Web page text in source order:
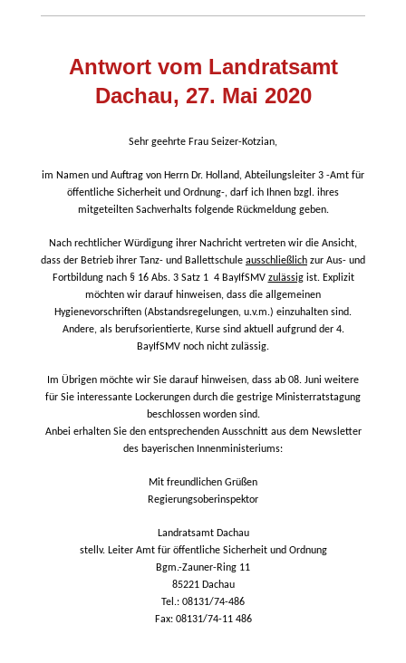
Antwort vom Landratsamt
Dachau, 27. Mai 2020
Sehr geehrte Frau Seizer-Kotzian,
im Namen und Auftrag von Herrn Dr. Holland, Abteilungsleiter 3 -Amt für
öffentliche Sicherheit und Ordnung-, darf ich Ihnen bzgl. ihres
mitgeteilten Sachverhalts folgende Rückmeldung geben.
Nach rechtlicher Würdigung ihrer Nachricht vertreten wir die Ansicht,
dass der Betrieb ihrer Tanz- und Ballettschule ausschließlich zur Aus- und
Fortbildung nach § 16 Abs. 3 Satz 1 4 BayIfSMV zulässigist. Explizit
möchten wir darauf hinweisen, dass die allgemeinen
Hygienevorschriften (Abstandsregelungen, u.v.m.) einzuhalten sind.
Andere, als berufsorientierte, Kurse sind aktuell aufgrund der 4.
BayIfSMV noch nicht zulässig.
Im Übrigen möchte wir Sie darauf hinweisen, dass ab 08. Juni weitere
für Sie interessante Lockerungen durch die gestrige Ministerratstagung
beschlossen worden sind.
Anbei erhalten Sie den entsprechenden Ausschnitt aus dem Newsletter
des bayerischen Innenministeriums:
Mit freundlichen Grüßen
Regierungsoberinspektor
Landratsamt Dachau
stellv. Leiter Amt für öffentliche Sicherheit und Ordnung
Bgm.-Zauner-Ring 11
85221 Dachau
Tel.: 08131/74-486
Fax: 08131/74-11 486